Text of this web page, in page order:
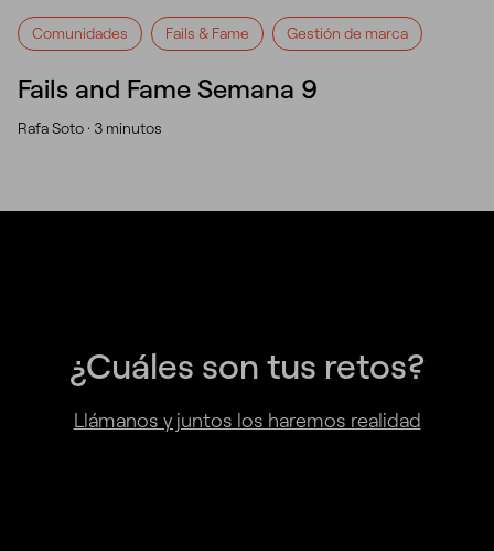
Comunidades Fails & Fame Gestión de marca
Fails and Fame Semana 9
Rafa Soto · 3 minutos
¿Cuáles son tus retos?
Llámanos y juntos los haremos realidad